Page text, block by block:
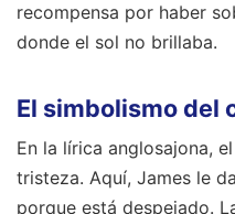
recompensa por haber
donde el sol no brillaba.
El simbolismo del
En la lírica anglosajona,
tristeza. Aquí, James le
porque está despejado.